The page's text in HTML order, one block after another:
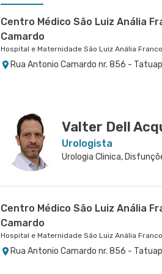
Centro Médico São Luiz Anália
Camardo
Hospital e Maternidade São Luiz Anália Franco
Rua Antonio Camardo nr. 856 -
Valter Dell
Urologista
Centro Médico São Luiz Anália
Camardo
Hospital e Maternidade São Luiz Anália Franco
Rua Antonio Camardo nr. 856 -